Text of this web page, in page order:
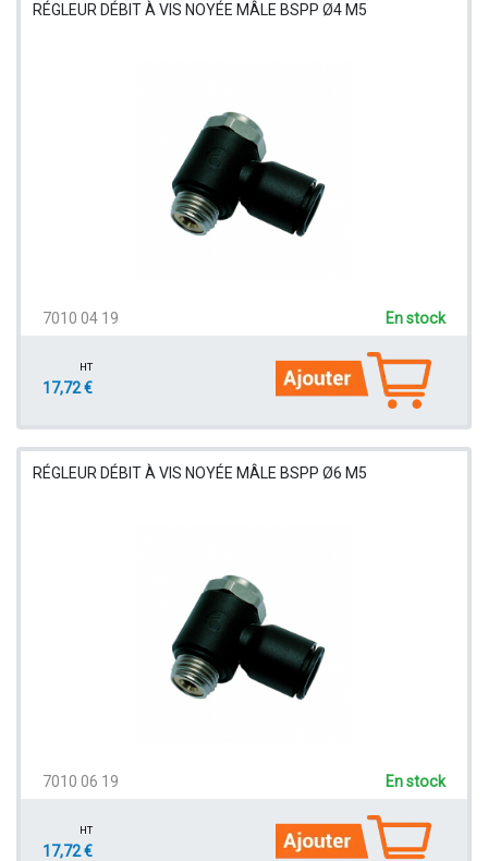
RÉGLEUR DÉBIT À VIS NOYÉE MÂLE BSPP Ø4 M5
7010 04 19 En stock
HT
17,72 €
RÉGLEUR DÉBIT À VIS NOYÉE MÂLE BSPP Ø6 M5
7010 06 19 En stock
HT
17,72 €